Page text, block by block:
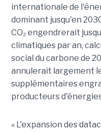
internationale de
dominant jusqu'en
CO₂ engendrerait
climatiques par an,
social du carbone de
annulerait largement
supplémentaires
producteurs
« L'expansion des